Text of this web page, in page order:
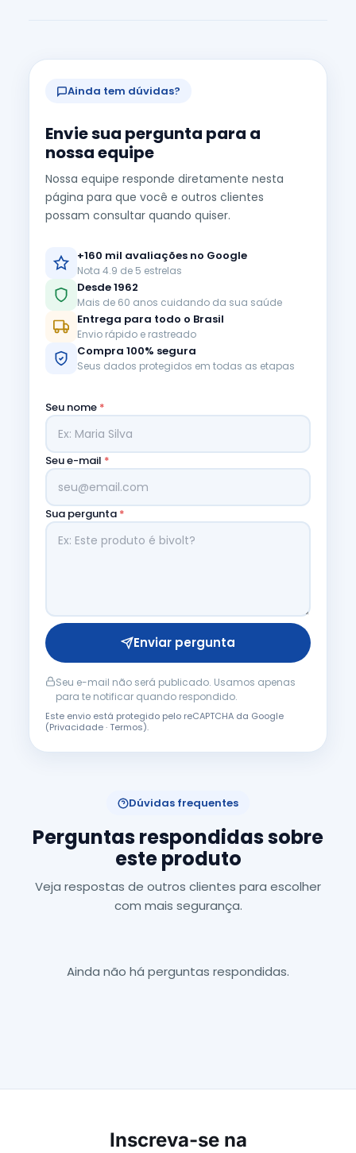
Ainda tem dúvidas?
Envie sua pergunta para a
nossa equipe
Nossa equipe responde diretamente nesta
página para que você e outros clientes
possam consultar quando quiser.
+160 mil avaliações no Google
Nota 4.9 de 5 estrelas
Desde 1962
Mais de 60 anos cuidando da sua saúde
Entrega para todo o Brasil
Envio rápido e rastreado
Compra 100% segura
Seus dados protegidos em todas as etapas
Seu nome *
Seu e-mail *
Sua pergunta *
Enviar pergunta
Seu e-mail não será publicado. Usamos apenas
para te notificar quando respondido.
Este envio está protegido pelo reCAPTCHA da Google
(Privacidade·Termos).
Dúvidas frequentes
Perguntas respondidas sobre
este produto
Veja respostas de outros clientes para escolher
com mais segurança.
Ainda não há perguntas respondidas.
Inscreva-se na